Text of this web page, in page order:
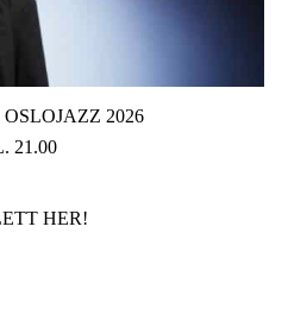
2026
21.00
HER!